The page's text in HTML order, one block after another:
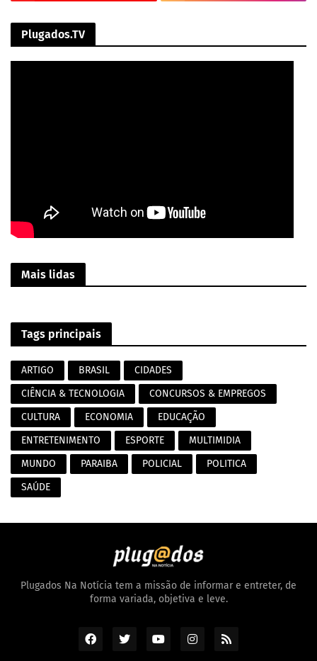
Plugados.TV
Mais lidas
Tags principais
ARTIGO BRASIL
CIDADES
CIÊNCIA & TECNOLOGIA
CONCURSOS & EMPREGOS
CULTURA
ECONOMIA
EDUCAÇÃO
ENTRETENIMENTO
ESPORTE
MULTIMIDIA
MUNDO
PARAIBA POLICIAL
POLITICA
SAÚDE
Plugados Na Notícia tem a missão de informar e entreter, de
forma variada, objetiva e leve.